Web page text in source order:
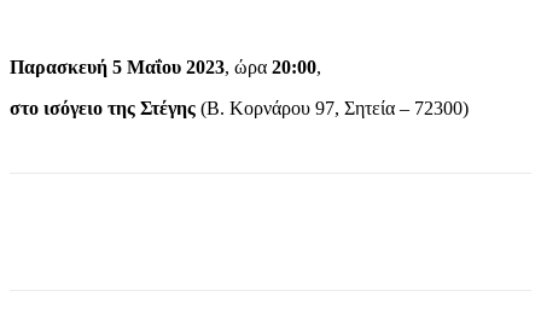
Παρασκευή 5 Μαΐου 2023, ώρα 20:00,
στο ισόγειο της Στέγης (Β. Κορνάρου 97, Σητεία – 72300)